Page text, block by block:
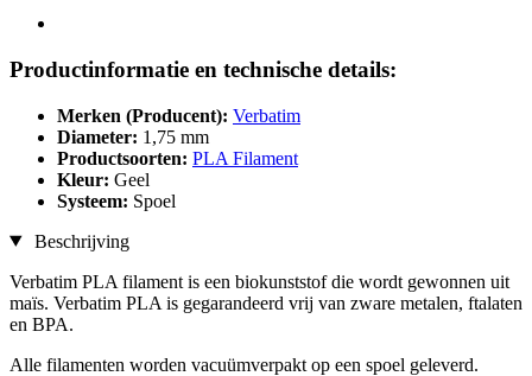
Productinformatie en technische details:
Merken (Producent): Verbatim
Diameter: 1,75 mm
Productsoorten: PLA Filament
Kleur: Geel
Systeem: Spoel
Beschrijving
Verbatim PLA filament is een biokunststof die wordt gewonnen uit
maïs. Verbatim PLA is gegarandeerd vrij van zware metalen, ftalaten
en BPA.
Alle filamenten worden vacuümverpakt op een spoel geleverd.